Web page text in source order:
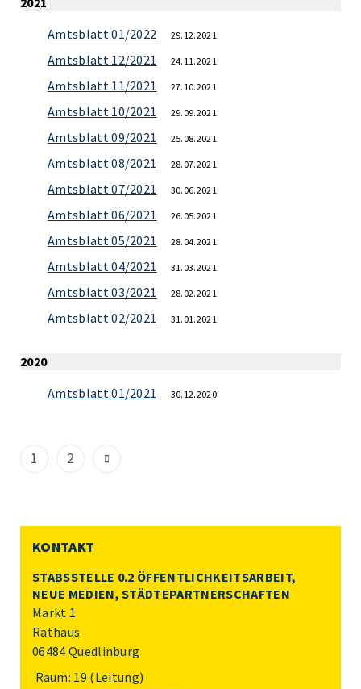
Amtsblatt 01/2022
29.12.2021
Amtsblatt 12/2021 24.11.2021
Amtsblatt 11/2021 27.10.2021
Amtsblatt 10/2021 29.09.2021
Amtsblatt 09/2021 25.08.2021
Amtsblatt 08/2021 28.07.2021
Amtsblatt 07/2021 30.06.2021
Amtsblatt 06/2021 26.05.2021
Amtsblatt 05/2021 28.04.2021
Amtsblatt 04/2021 31.03.2021
Amtsblatt 03/2021 28.02.2021
Amtsblatt 02/2021 31.01.2021
2020
Amtsblatt 01/2021
30.12.2020
1 2
KONTAKT
STABSSTELLE 0.2 ÖFFENTLICHKEITSARBEIT,
NEUE MEDIEN, STÄDTEPARTNERSCHAFTEN
Markt 1
Rathaus
06484 Quedlinburg
Raum: 19 (Leitung)